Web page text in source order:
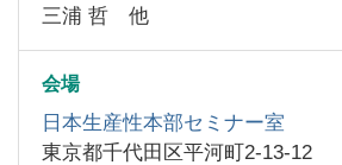
三浦 哲 他
会場
日本生産性本部セミナー室
東京都千代田区平河町2-13-12